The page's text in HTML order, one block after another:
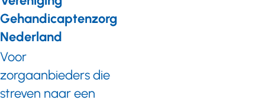
Gehandicaptenzorg
Nederland
Voor
zorgaanbieders die
streven naar een